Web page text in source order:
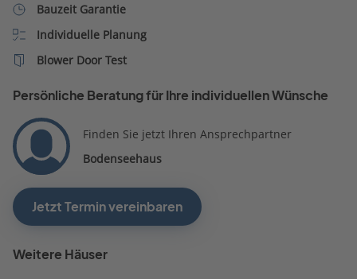
Bauzeit Garantie
Individuelle Planung
Blower Door Test
Persönliche Beratung für Ihre individuellen Wünsche
Finden Sie jetzt Ihren Ansprechpartner
Bodenseehaus
Jetzt Termin vereinbaren
Weitere Häuser